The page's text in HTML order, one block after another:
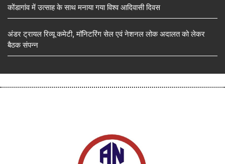
कोंडागांव में उत्साह के साथ मनाया गया विश्व आदिवासी दिवस
अंडर ट्रायल रिव्यू कमेटी, मॉनिटरिंग सेल एवं नेशनल लोक अदालत को लेकर
बैठक संपन्न